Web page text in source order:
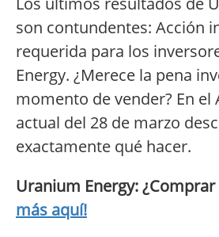
son contundentes: Acción
requerida para los
Energy. ¿Merece la pena
momento de vender? En el
actual del 28 de marzo
exactamente qué hacer.
Uranium Energy:
más aquí!